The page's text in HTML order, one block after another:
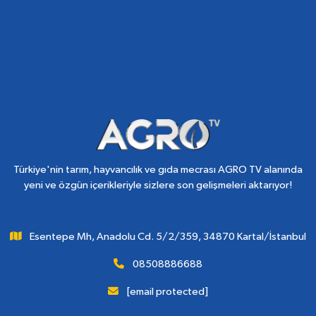
Türkiye'nin tarım, hayvancılık ve gıda mecrası AGRO TV alanında
yeni ve özgün içerikleriyle sizlere son gelişmeleri aktarıyor!
Esentepe Mh, Anadolu Cd. 5/2/359, 34870 Kartal/İstanbul
08508886688
[email protected]